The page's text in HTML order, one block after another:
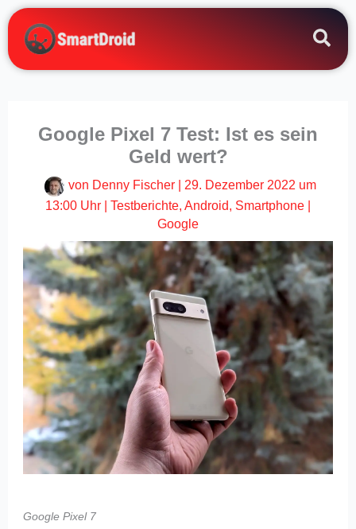
Zum
Inhalt
springen
Google Pixel 7 Test: Ist es sein
Geld wert?
von Denny Fischer
29. Dezember 2022 um
13:00 Uhr
Testberichte, Android, Smartphone
Google
Google Pixel 7